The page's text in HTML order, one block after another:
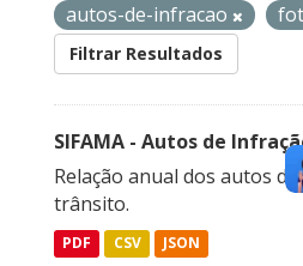
autos-de-infracao
Filtrar Resultados
SIFAMA - Autos de
Relação anual dos autos
trânsito.
PDF CSV JSON